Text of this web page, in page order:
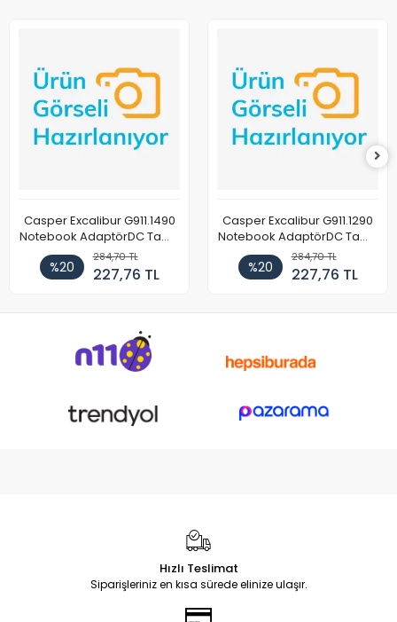
Casper Excalibur G911.1490
Notebook AdaptörDC Tamir
Kablosu
%20
284,70 TL
227,76 TL
Casper Excalibur G911.1290
Notebook AdaptörDC Tamir
Kablosu
%20
284,70 TL
227,76 TL
Hızlı Teslimat
Siparişleriniz en kısa sürede elinize ulaşır.